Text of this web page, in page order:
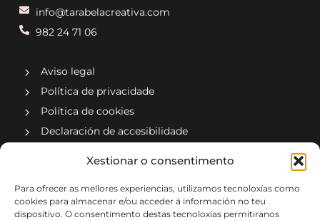
Xestionar o consentimento
Para ofrecer as mellores experiencias, utilizamos tecnoloxías como
cookies para almacenar e/ou acceder á información no teu
dispositivo. O consentimento destas tecnoloxías permitiranos
info@tarabelacreativa.com
982 24 71 06
Aviso legal
Política de privacidade
Política de cookies
Declaración de accesibilidade
Compañía asociada a